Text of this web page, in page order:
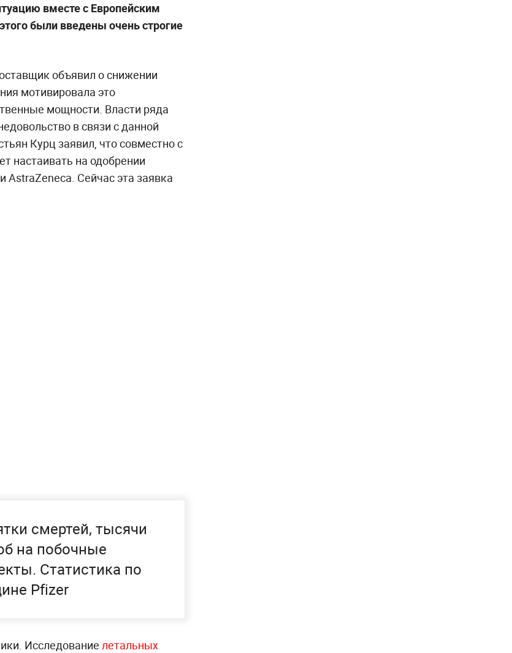
вместе с Европейским
были введены очень строгие
объявил о снижении
мотивировала это
мощности. Власти ряда
в связи с данной
Курц заявил, что совместно с
настаивать на одобрении
Сейчас эта заявка
смертей, тысячи
на побочные
Статистика по
Pfizer
Исследование летальных